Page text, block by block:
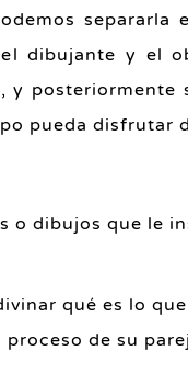
separarla
dibujante y el
y posteriormente
pueda disfrutar
o dibujos que le
qué es lo
de su